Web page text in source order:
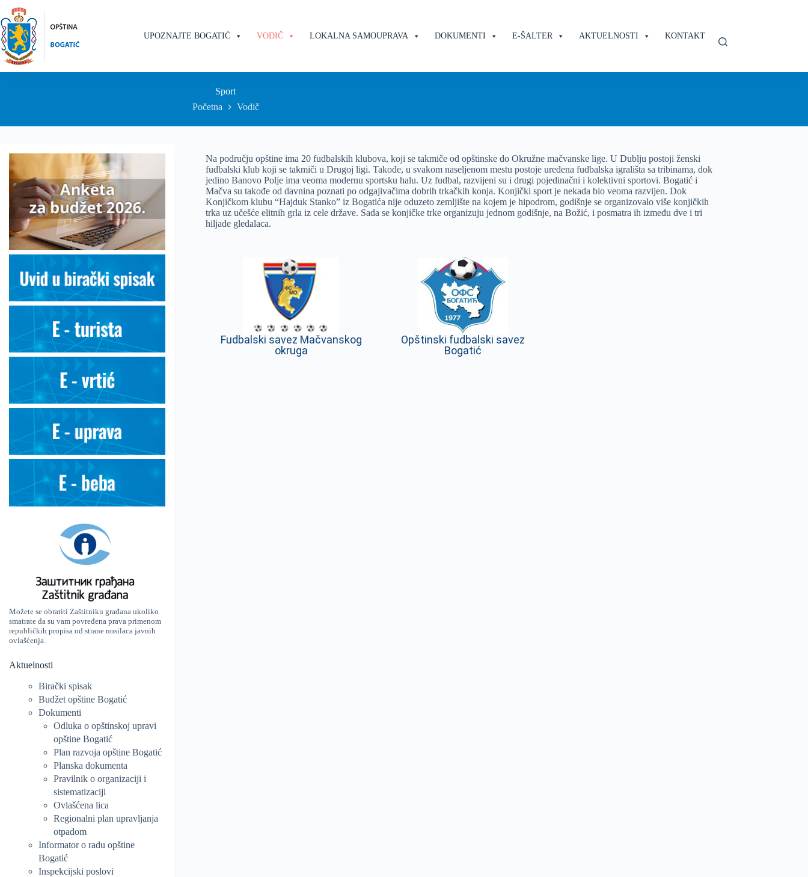
UPOZNAJTE BOGATIĆ VODIČ LOKALNA SAMOUPRAVA DOKUMENTI E-ŠALTER AKTUELNOSTI KONTAKT
Sport
Početna
Vodič
Na području opštine ima 20 fudbalskih klubova, koji se takmiče od opštinske do Okružne mačvanske lige. U Dublju postoji ženski
fudbalski klub koji se takmiči u Drugoj ligi. Takođe, u svakom naseljenom mestu postoje uređena fudbalska igrališta sa tribinama, dok
jedino Banovo Polje ima veoma modernu sportsku halu. Uz fudbal, razvijeni su i drugi pojedinačni i kolektivni sportovi. Bogatić i
Mačva su takođe od davnina poznati po odgajivačima dobrih trkačkih konja. Konjički sport je nekada bio veoma razvijen. Dok
Konjičkom klubu “Hajduk Stanko” iz Bogatića nije oduzeto zemljište na kojem je hipodrom, godišnje se organizovalo više konjičkih
trka uz učešće elitnih grla iz cele države. Sada se konjičke trke organizuju jednom godišnje, na Božić, i posmatra ih između dve i tri
hiljade gledalaca.
Fudbalski savez Mačvanskog
okruga
Opštinski fudbalski savez
Bogatić
Možete se obratiti Zaštitniku građana ukoliko
smatrate da su vam povređena prava primenom
republičkih propisa od strane nosilaca javnih
ovlašćenja.
Aktuelnosti
Birački spisak
Budžet opštine Bogatić
Dokumenti
Odluka o opštinskoj upravi
opštine Bogatić
Plan razvoja opštine Bogatić
Planska dokumenta
Pravilnik o organizaciji i
sistematizaciji
Ovlašćena lica
Regionalni plan upravljanja
otpadom
Informator o radu opštine
Bogatić
Inspekcijski poslovi